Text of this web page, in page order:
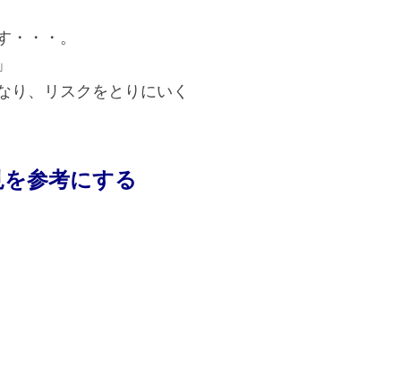
・・。
り、リスクをとりにいく
参考にする